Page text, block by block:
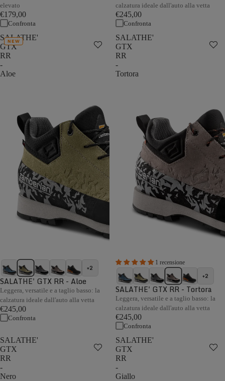
elevato
€179,00
Confronta
calzatura ideale dall'auto alla vetta
€245,00
Confronta
SALATHE'
GTX
RR
-
Aloe
NEW
+2
SALATHE' GTX RR - Aloe
Leggera, versatile e a taglio basso: la
calzatura ideale dall'auto alla vetta
€245,00
Confronta
SALATHE'
GTX
RR
-
Tortora
1 recensione
+2
SALATHE' GTX RR - Tortora
Leggera, versatile e a taglio basso: la
calzatura ideale dall'auto alla vetta
€245,00
Confronta
SALATHE'
GTX
RR
-
Nero
SALATHE'
GTX
RR
-
Giallo